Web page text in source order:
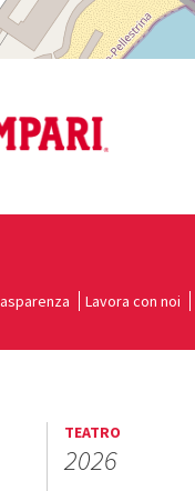
Lavora con noi
TEATRO
2026